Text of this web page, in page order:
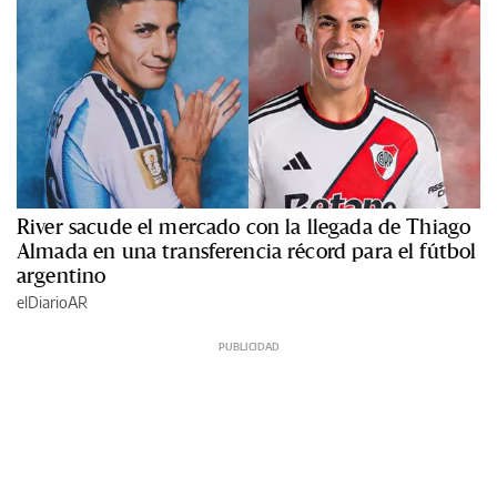
River sacude el mercado con la llegada de Thiago
Almada en una transferencia récord para el fútbol
argentino
elDiarioAR